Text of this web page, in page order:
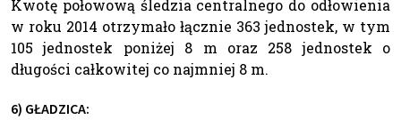
Kwotę połowową śledzia centralnego do odłowienia
w roku 2014 otrzymało łącznie 363 jednostek, w tym
105 jednostek poniżej 8 m oraz 258 jednostek o
długości całkowitej co najmniej 8 m.
6) GŁADZICA: